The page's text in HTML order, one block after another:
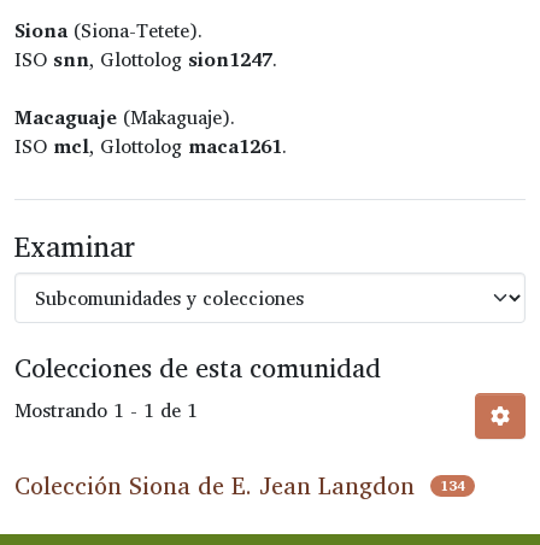
Siona (Siona-Tetete).
ISO snn, Glottolog sion1247.
Macaguaje (Makaguaje).
ISO mcl, Glottolog maca1261.
Examinar
Colecciones de esta comunidad
Mostrando 1 - 1 de 1
Colección Siona de E. Jean Langdon 134